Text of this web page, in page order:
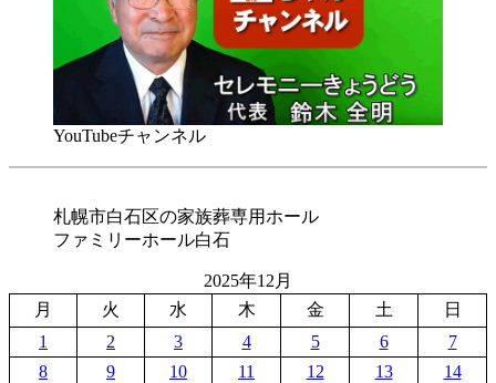
YouTubeチャンネル
札幌市白石区の家族葬専用ホール
ファミリーホール白石
2025年12月
月
火 水 木 金 土
日
1
2 3 4 5 6
7
8
9 10 11 12 13
14